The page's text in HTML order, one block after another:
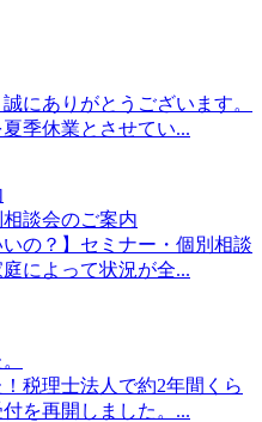
にありがとうございます。
季休業とさせてい...
談会のご案内
の？】セミナー・個別相談
によって状況が全...
税理士法人で約2年間くら
を再開しました。...